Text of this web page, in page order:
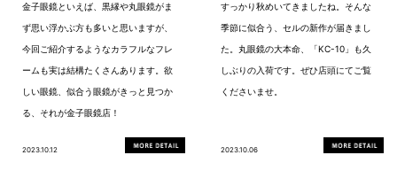
金子眼鏡といえば、黒縁や丸眼鏡がま
ず思い浮かぶ方も多いと思いますが、
今回ご紹介するようなカラフルなフレ
ームも実は結構たくさんあります。欲
しい眼鏡、似合う眼鏡がきっと見つか
る、それが金子眼鏡店！
2023.10.12
すっかり秋めいてきましたね。そんな
季節に似合う、セルの新作が届きまし
た。丸眼鏡の大本命、「KC-10」も久
しぶりの入荷です。ぜひ店頭にてご覧
くださいませ。
2023.10.06